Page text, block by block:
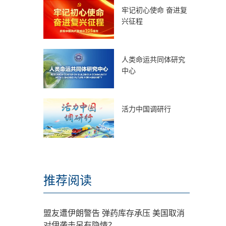
牢记初心使命 奋进复
兴征程
人类命运共同体研究
中心
活力中国调研行
推荐阅读
盟友遭伊朗警告 弹药库存承压 美国取消